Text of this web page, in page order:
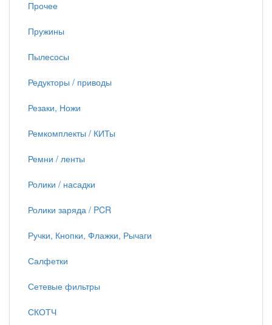
Прочее
Пружины
Пылесосы
Редукторы / приводы
Резаки, Ножи
Ремкомплекты / КИТы
Ремни / ленты
Ролики / насадки
Ролики заряда / PCR
Ручки, Кнопки, Флажки, Рычаги
Салфетки
Сетевые фильтры
СКОТЧ